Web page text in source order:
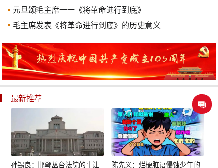
元旦颂毛主席一一《将革命进行到底》
毛主席发表《将革命进行到底》的历史意义
最新推荐
孙锡良：邯郸丛台法院的事让 陈先义：烂梗脏语侵蚀少年的